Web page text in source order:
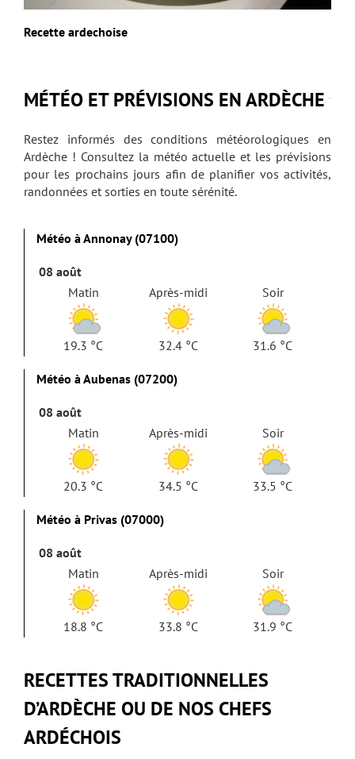
Recette ardechoise
MÉTÉO ET PRÉVISIONS EN ARDÈCHE
Restez informés des conditions météorologiques en
Ardèche ! Consultez la météo actuelle et les prévisions
pour les prochains jours afin de planifier vos activités,
randonnées et sorties en toute sérénité.
Météo à Annonay (07100)
08 août
Matin
19.3 °C
Après-midi
32.4 °C
Soir
31.6 °C
Météo à Aubenas (07200)
08 août
Matin
20.3 °C
Après-midi
34.5 °C
Soir
33.5 °C
Météo à Privas (07000)
08 août
Matin
18.8 °C
Après-midi
33.8 °C
Soir
31.9 °C
RECETTES TRADITIONNELLES
D’ARDÈCHE OU DE NOS CHEFS
ARDÉCHOIS